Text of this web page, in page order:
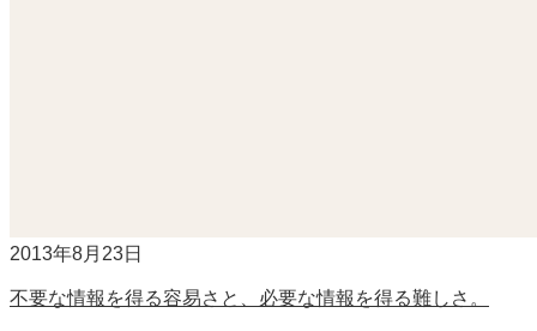
2013年8月23日
不要な情報を得る容易さと、必要な情報を得る難しさ。